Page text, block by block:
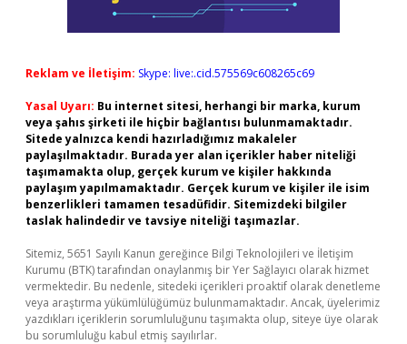
Reklam ve İletişim: Skype: live:.cid.575569c608265c69
Yasal Uyarı: Bu internet sitesi, herhangi bir marka, kurum
veya şahıs şirketi ile hiçbir bağlantısı bulunmamaktadır.
Sitede yalnızca kendi hazırladığımız makaleler
paylaşılmaktadır. Burada yer alan içerikler haber niteliği
taşımamakta olup, gerçek kurum ve kişiler hakkında
paylaşım yapılmamaktadır. Gerçek kurum ve kişiler ile isim
benzerlikleri tamamen tesadüfidir. Sitemizdeki bilgiler
taslak halindedir ve tavsiye niteliği taşımazlar.
Sitemiz, 5651 Sayılı Kanun gereğince Bilgi Teknolojileri ve İletişim
Kurumu (BTK) tarafından onaylanmış bir Yer Sağlayıcı olarak hizmet
vermektedir. Bu nedenle, sitedeki içerikleri proaktif olarak denetleme
veya araştırma yükümlülüğümüz bulunmamaktadır. Ancak, üyelerimiz
yazdıkları içeriklerin sorumluluğunu taşımakta olup, siteye üye olarak
bu sorumluluğu kabul etmiş sayılırlar.